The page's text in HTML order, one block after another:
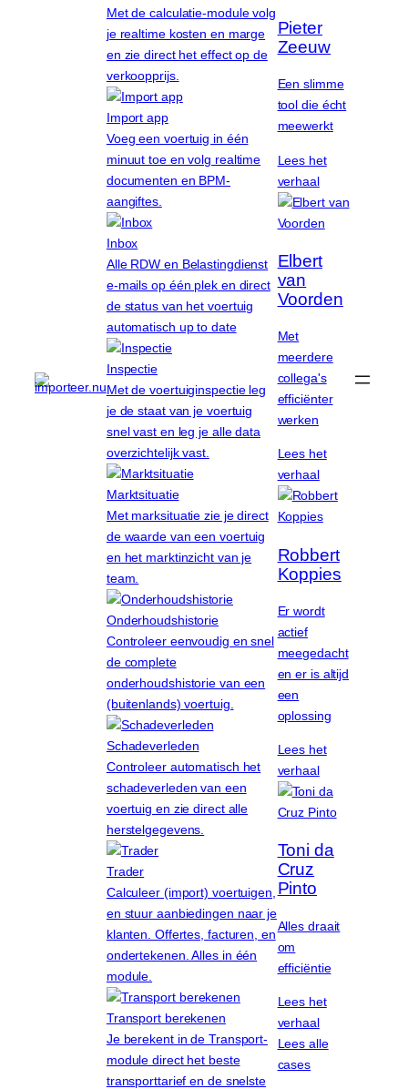
Met de calculatie-module volg
je realtime kosten en marge
en zie direct het effect op de
verkoopprijs.
Import app
Voeg een voertuig in één
minuut toe en volg realtime
documenten en BPM-
aangiftes.
Inbox
Alle RDW en Belastingdienst
e-mails op één plek en direct
de status van het voertuig
automatisch up to date
Inspectie
Met de voertuiginspectie leg
je de staat van je voertuig
snel vast en leg je alle data
overzichtelijk vast.
Marktsituatie
Met marksituatie zie je direct
de waarde van een voertuig
en het marktinzicht van je
team.
Onderhoudshistorie
Controleer eenvoudig en snel
de complete
onderhoudshistorie van een
(buitenlands) voertuig.
Schadeverleden
Controleer automatisch het
schadeverleden van een
voertuig en zie direct alle
herstelgegevens.
Trader
Calculeer (import) voertuigen,
en stuur aanbiedingen naar je
klanten. Offertes, facturen, en
ondertekenen. Alles in één
module.
Transport berekenen
Je berekent in de Transport-
module direct het beste
transporttarief en de snelste
Pieter
Zeeuw
Een slimme
tool die écht
meewerkt
Lees het
verhaal
Elbert
van
Voorden
Met
meerdere
collega's
efficiënter
werken
Lees het
verhaal
Robbert
Koppies
Er wordt
actief
meegedacht
en er is altijd
een
oplossing
Lees het
verhaal
Toni da
Cruz
Pinto
Alles draait
om
efficiëntie
Lees het
verhaal
Lees alle
cases